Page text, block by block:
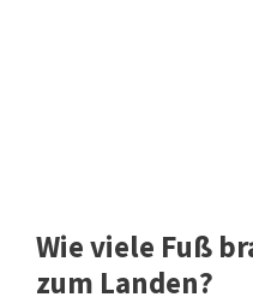
Wie viele Fuß
zum Landen?